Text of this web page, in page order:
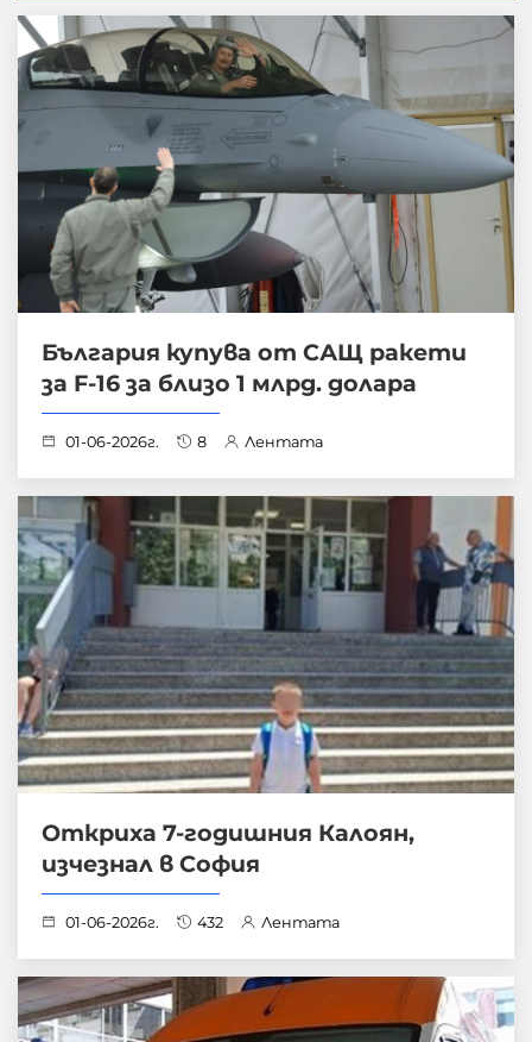
България купува от САЩ ракети
за F-16 за близо 1 млрд. долара
01-06-2026г. 8 Лентата
Откриха 7-годишния Калоян,
изчезнал в София
01-06-2026г. 432 Лентата